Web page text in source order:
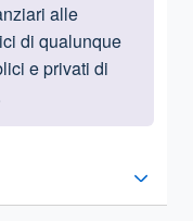
alle
di qualunque
e privati di